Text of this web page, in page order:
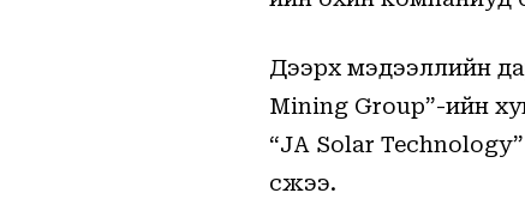
Имэйл мэдээ
Та имэйл хаягаа
шуурхай аваарай.
Дээрх мэдээллийн
Mining Group”-ийн
“JA Solar
өсжээ.